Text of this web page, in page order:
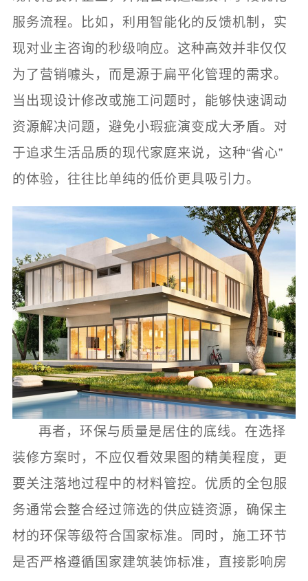
服务流程。比如，利用智能化的反馈机制，实
现对业主咨询的秒级响应。这种高效并非仅仅
为了营销噱头，而是源于扁平化管理的需求。
当出现设计修改或施工问题时，能够快速调动
资源解决问题，避免小瑕疵演变成大矛盾。对
于追求生活品质的现代家庭来说，这种“省心”
的体验，往往比单纯的低价更具吸引力。
再者，环保与质量是居住的底线。在选择
装修方案时，不应仅看效果图的精美程度，更
要关注落地过程中的材料管控。优质的全包服
务通常会整合经过筛选的供应链资源，确保主
材的环保等级符合国家标准。同时，施工环节
是否严格遵循国家建筑装饰标准，直接影响房